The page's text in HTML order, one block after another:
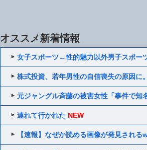
オススメ新着情報
女子スポーツ←性的魅力以外男子スポー
株式投資、若年男性の自信喪失の原因に
元ジャングル斉藤の被害女性「事件で知
連れて行かれた NEW
【速報】なぜか読める画像が発見される